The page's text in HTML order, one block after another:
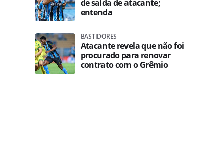
de saída de atacante;
entenda
BASTIDORES
Atacante revela que não foi
procurado para renovar
contrato com o Grêmio